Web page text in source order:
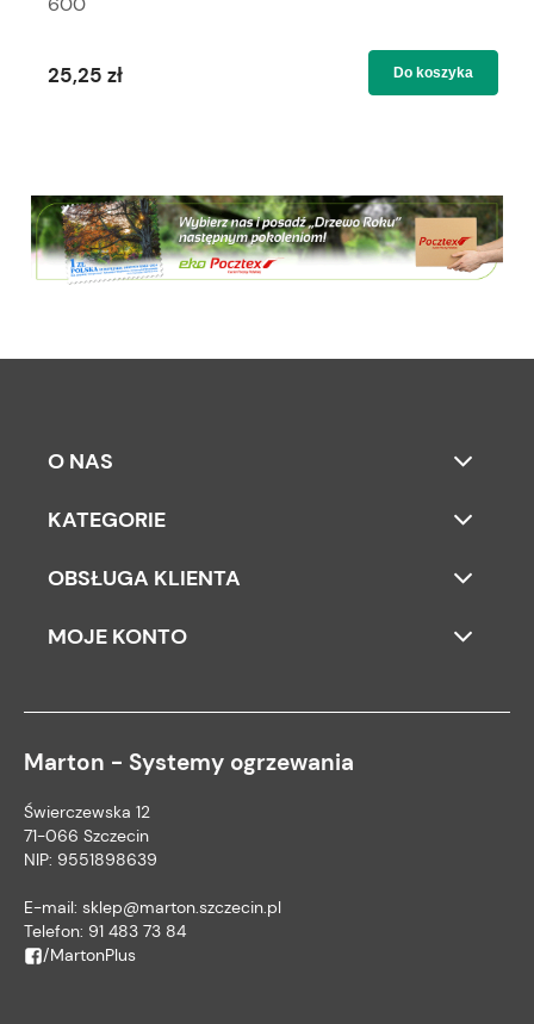
25,25 zł Do koszyka
O NAS
KATEGORIE
OBSŁUGA KLIENTA
MOJE KONTO
Marton - Systemy ogrzewania
Świerczewska 12
71-066 Szczecin
NIP: 9551898639
E-mail: sklep@marton.szczecin.pl
Telefon: 91 483 73 84
/MartonPlus